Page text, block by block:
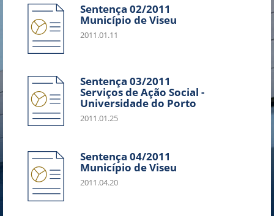
Sentença 02/2011
Município de Viseu
2011.01.11
Sentença 03/2011
Serviços de Ação Social -
Universidade do Porto
2011.01.25
Sentença 04/2011
Município de Viseu
2011.04.20